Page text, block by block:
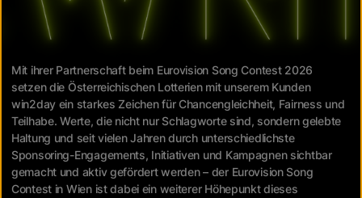
Mit ihrer Partnerschaft beim Eurovision Song Contest 2026
setzen die Österreichischen Lotterien mit unserem Kunden
win2day ein starkes Zeichen für Chancengleichheit, Fairness und
Teilhabe. Werte, die nicht nur Schlagworte sind, sondern gelebte
Haltung und seit vielen Jahren durch unterschiedlichste
Sponsoring-Engagements, Initiativen und Kampagnen sichtbar
gemacht und aktiv gefördert werden – der Eurovision Song
Contest in Wien ist dabei ein weiterer Höhepunkt dieses